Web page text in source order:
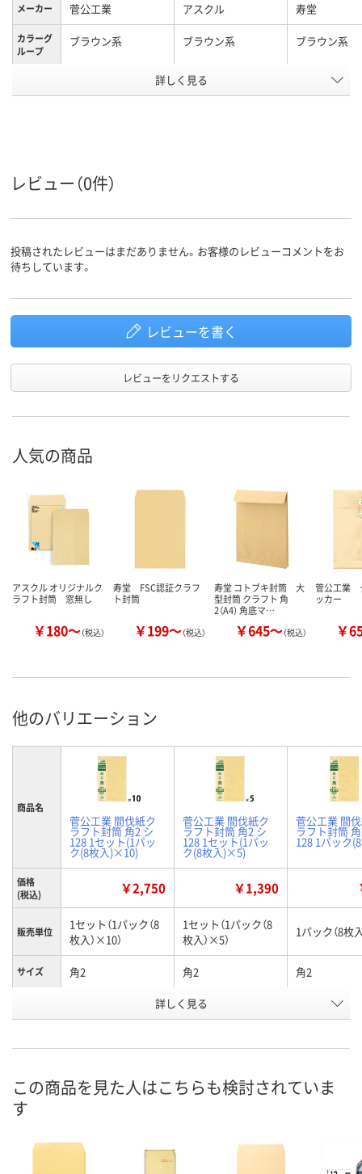
メーカー 菅公工業 アスクル 寿堂
カラーグ
ループ
ブラウン系 ブラウン系 ブラウン系
テープなし テープなし
留め具の
有無
なし
封筒裏面
アスクル
商品環境
詳しく見る
レビュー（0件）
投稿されたレビューはまだありません。お客様のレビューコメントをお
待ちしています。
レビューを書く
レビューをリクエストする
人気の商品
アスクル オリジナルク
ラフト封筒 窓無し
￥180～（税込）
寿堂 FSC認証クラフ
ト封筒
￥199～（税込）
寿堂 コトブキ封筒 大
型封筒 クラフト 角
2（A4） 角底マ…
￥645～（税込）
菅公工業
ッカー
￥
他のバリエーション
商品名
菅公工業 間伐紙ク
ラフト封筒 角2 シ
128 1セット(1パッ
ク(8枚入)×10)
菅公工業 間伐紙ク
ラフト封筒 角2 シ
128 1セット(1パッ
ク(8枚入)×5)
菅公工業 間
ラフト封筒
128 1パック
価格
(税込)
￥2,750 ￥1,390
販売単位
1セット（1パック（8
枚入）×10）
1セット（1パック（8
枚入）×5）
1パック（8枚
サイズ 角2 角2 角2
なし
号
お届け日
数量
詳しく見る
この商品を見た人はこちらも検討されていま
す